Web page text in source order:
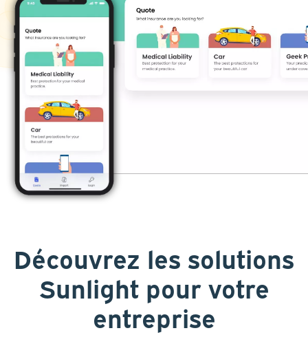
Découvrez les solutions
Sunlight pour votre
entreprise